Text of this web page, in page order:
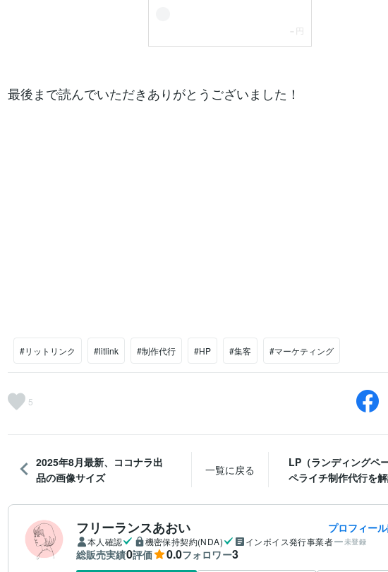
最後まで読んでいただきありがとうございました！
#リットリンク #litlink #制作代行 #HP #集客 #マーケティング
5
2025年8月最新、ココナラ出
品の画像サイズ
一覧に戻る
LP（ランディングペ
ペライチ制作代行を
フリーランスあおい プロフィー
本人確認 機密保持契約(NDA) インボイス発行事業者 未登録
総販売実績0評価 0.0フォロワー3